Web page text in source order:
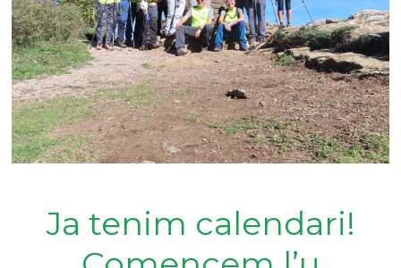
Ja tenim calendari!